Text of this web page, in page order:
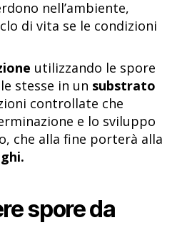
nell’ambiente,
di vita se le condizioni
utilizzando le spore
stesse in un substrato
controllate che
e lo sviluppo
che alla fine porterà alla
spore da